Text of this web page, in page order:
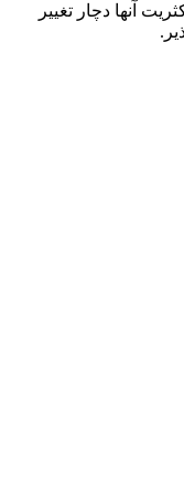
آنها دچار تغییر